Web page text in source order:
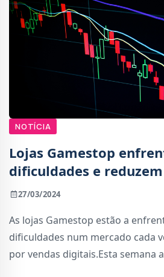
NOTÍCIA
Lojas Gamestop
dificuldades e
27/03/2024
As lojas Gamestop estão a
dificuldades num mercado cada
por vendas digitais.Esta semana